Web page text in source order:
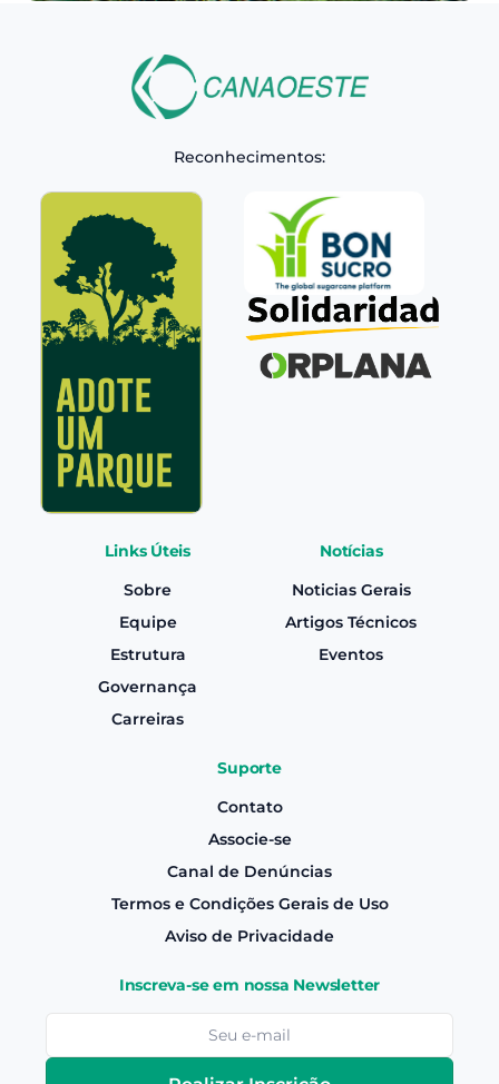
Reconhecimentos:
Links Úteis
Sobre
Equipe
Estrutura
Governança
Carreiras
Notícias
Noticias Gerais
Artigos Técnicos
Eventos
Suporte
Contato
Associe-se
Canal de Denúncias
Termos e Condições Gerais de Uso
Aviso de Privacidade
Inscreva-se em nossa Newsletter